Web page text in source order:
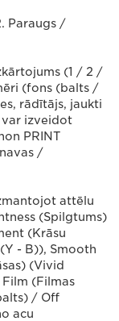
Paraugs /
(1 / 2 /
(fons (balts /
rādītājs, jaukti
izveidot
PRINT
/
attēlu
(Spilgtums)
(Krāsu
- B)), Smooth
(Vivid
(Filmas
/ Off
acu